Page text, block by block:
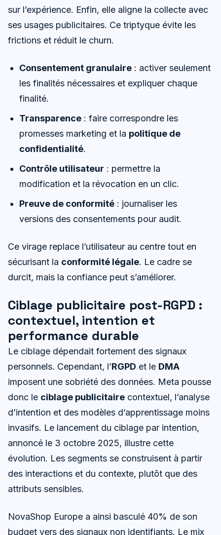
sur l’expérience. Enfin, elle aligne la collecte avec
ses usages publicitaires. Ce triptyque évite les
frictions et réduit le churn.
Consentement granulaire : activer seulement
les finalités nécessaires et expliquer chaque
finalité.
Transparence : faire correspondre les
promesses marketing et la politique de
confidentialité.
Contrôle utilisateur : permettre la
modification et la révocation en un clic.
Preuve de conformité : journaliser les
versions des consentements pour audit.
Ce virage replace l’utilisateur au centre tout en
sécurisant la conformité légale. Le cadre se
durcit, mais la confiance peut s’améliorer.
Ciblage publicitaire post-RGPD :
contextuel, intention et
performance durable
Le ciblage dépendait fortement des signaux
personnels. Cependant, l’RGPD et le DMA
imposent une sobriété des données. Meta pousse
donc le ciblage publicitaire contextuel, l’analyse
d’intention et des modèles d’apprentissage moins
invasifs. Le lancement du ciblage par intention,
annoncé le 3 octobre 2025, illustre cette
évolution. Les segments se construisent à partir
des interactions et du contexte, plutôt que des
attributs sensibles.
NovaShop Europe a ainsi basculé 40% de son
budget vers des signaux non identifiants. Le mix